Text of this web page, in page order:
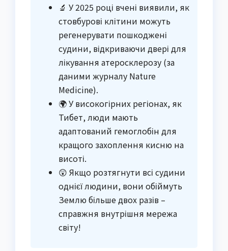
🔬 У 2025 році вчені виявили, як
стовбурові клітини можуть
регенерувати пошкоджені
судини, відкриваючи двері для
лікування атеросклерозу (за
даними журналу Nature
Medicine).
🌍 У високогірних регіонах, як
Тибет, люди мають
адаптований гемоглобін для
кращого захоплення кисню на
висоті.
😲 Якщо розтягнути всі судини
однієї людини, вони обіймуть
Землю більше двох разів –
справжня внутрішня мережа
світу!